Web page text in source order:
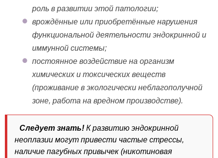
роль в развитии этой патологии;
врождённые или приобретённые нарушения
функциональной деятельности эндокринной и
иммунной системы;
постоянное воздействие на организм
химических и токсических веществ
(проживание в экологически неблагополучной
зоне, работа на вредном производстве).
Следует знать! К развитию эндокринной
неоплазии могут привести частые стрессы,
наличие пагубных привычек (никотиновая